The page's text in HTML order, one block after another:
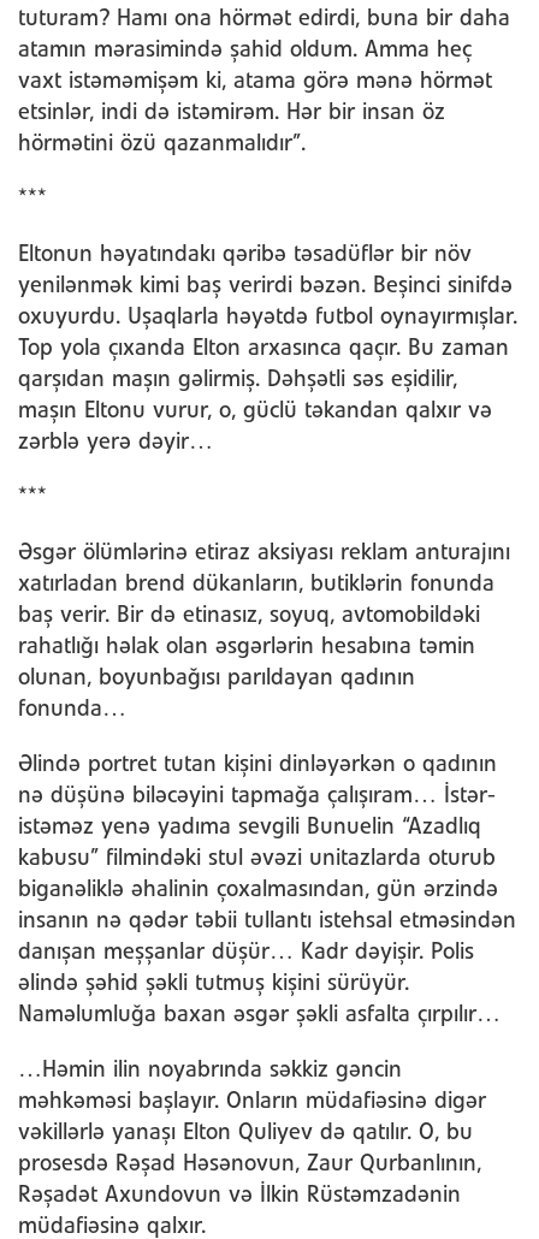
tuturam? Hamı ona hörmət edirdi, buna bir daha
atamın mərasimində şahid oldum. Amma heç
vaxt istəməmişəm ki, atama görə mənə hörmət
etsinlər, indi də istəmirəm. Hər bir insan öz
hörmətini özü qazanmalıdır”.
***
Eltonun həyatındakı qəribə təsadüflər bir növ
yenilənmək kimi baş verirdi bəzən. Beşinci sinifdə
oxuyurdu. Uşaqlarla həyətdə futbol oynayırmışlar.
Top yola çıxanda Elton arxasınca qaçır. Bu zaman
qarşıdan maşın gəlirmiş. Dəhşətli səs eşidilir,
maşın Eltonu vurur, o, güclü təkandan qalxır və
zərblə yerə dəyir…
***
Əsgər ölümlərinə etiraz aksiyası reklam anturajını
xatırladan brend dükanların, butiklərin fonunda
baş verir. Bir də etinasız, soyuq, avtomobildəki
rahatlığı həlak olan əsgərlərin hesabına təmin
olunan, boyunbağısı parıldayan qadının
fonunda…
Əlində portret tutan kişini dinləyərkən o qadının
nə düşünə biləcəyini tapmağa çalışıram… İstər-
istəməz yenə yadıma sevgili Bunuelin “Azadlıq
kabusu” filmindəki stul əvəzi unitazlarda oturub
biganəliklə əhalinin çoxalmasından, gün ərzində
insanın nə qədər təbii tullantı istehsal etməsindən
danışan meşşanlar düşür… Kadr dəyişir. Polis
əlində şəhid şəkli tutmuş kişini sürüyür.
Naməlumluğa baxan əsgər şəkli asfalta çırpılır…
…Həmin ilin noyabrında səkkiz gəncin
məhkəməsi başlayır. Onların müdafiəsinə digər
vəkillərlə yanaşı Elton Quliyev də qatılır. O, bu
prosesdə Rəşad Həsənovun, Zaur Qurbanlının,
Rəşadət Axundovun və İlkin Rüstəmzadənin
müdafiəsinə qalxır.